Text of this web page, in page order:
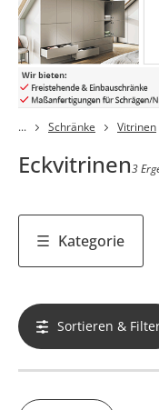
Schränke Vitrinen
Eckvitrinen3
Kategorie
Sortieren &